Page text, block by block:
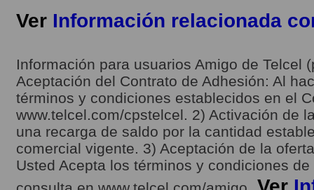
Ver Información relacionada
Información para usuarios Amigo de Telcel
Aceptación del Contrato de Adhesión: Al
términos y condiciones establecidos en el
www.telcel.com/cpstelcel. 2) Activación de
una recarga de saldo por la cantidad
comercial vigente. 3) Aceptación de la
Usted Acepta los términos y condiciones